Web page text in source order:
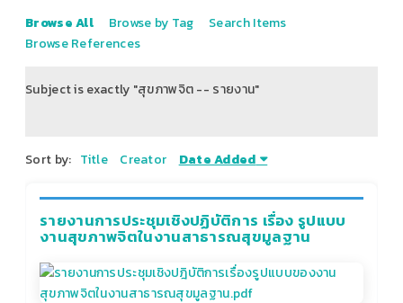
Browse All Browse by Tag
Search Items
Browse References
Subject is exactly "สุขภาพจิต -- รายงาน"
Sort by: Title Creator Date Added
รายงานการประชุมเชิงปฏิบัติการ เรื่อง รูปแบบ
งานสุขภาพจิตในงานสาธารณสุขมูลฐาน